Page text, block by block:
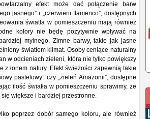
efekt może dać połączenie barw
jasnego” i „czerwieni flamenco”, dostępnych
światła w pomieszczeniu mają również
kolory nie będę pozytywnie wpływać na
mylnego. Zimne barwy, takie jak jasne
światłem klimat. Osoby ceniące naturalny
w odcieniach zieleni, która nie tylko powiększy
łonem natury. Efekt świeżości zapewnią takie
pastelowy” czy „zieleń Amazonii”, dostępne
ilość światła w pomieszczeniu sprawimy, że
większe i bardziej przestronne.
poprzez dobór samego koloru, ale również